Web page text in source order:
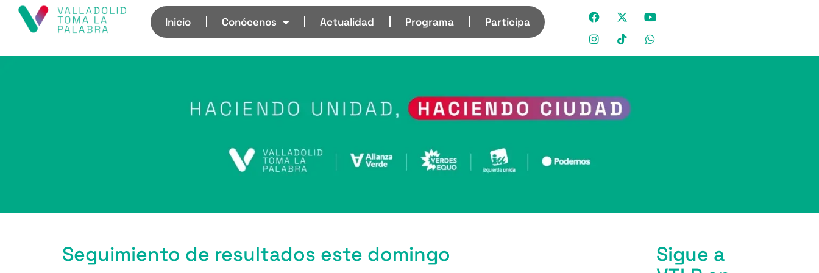
Inicio Conócenos Actualidad Programa Participa
Seguimiento de resultados este domingo
Sigue a